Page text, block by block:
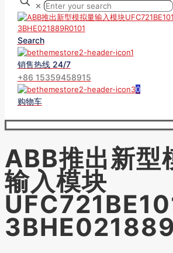
✕
Search
销售热线 24/7
+86 15359458915
0
购物车
ABB推出新型
输入模块